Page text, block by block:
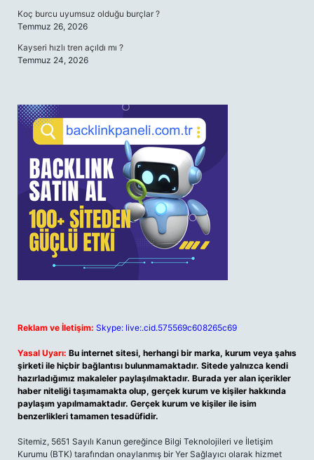
Koç burcu uyumsuz olduğu burçlar ?
Temmuz 26, 2026
Kayseri hızlı tren açıldı mı ?
Temmuz 24, 2026
Reklam ve İletişim: Skype: live:.cid.575569c608265c69
Yasal Uyarı: Bu internet sitesi, herhangi bir marka, kurum veya şahıs
şirketi ile hiçbir bağlantısı bulunmamaktadır. Sitede yalnızca kendi
hazırladığımız makaleler paylaşılmaktadır. Burada yer alan içerikler
haber niteliği taşımamakta olup, gerçek kurum ve kişiler hakkında
paylaşım yapılmamaktadır. Gerçek kurum ve kişiler ile isim
benzerlikleri tamamen tesadüfidir.
Sitemiz, 5651 Sayılı Kanun gereğince Bilgi Teknolojileri ve İletişim
Kurumu (BTK) tarafından onaylanmış bir Yer Sağlayıcı olarak hizmet